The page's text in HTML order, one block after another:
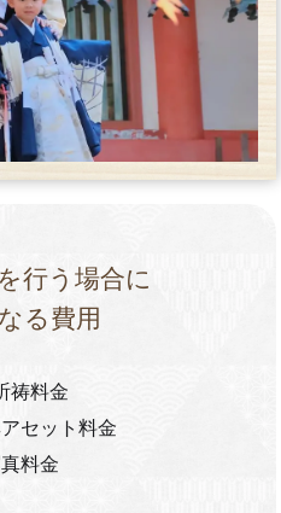
行う場合に
る費用
祷料金
セット料金
料金